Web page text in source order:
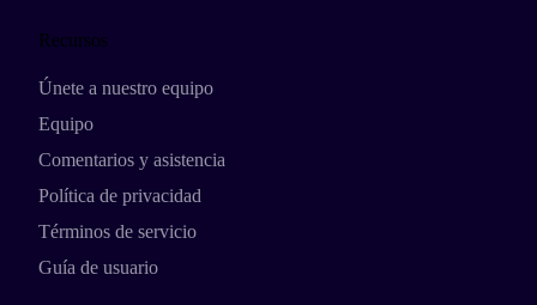
Recursos
Únete a nuestro equipo
Equipo
Comentarios y asistencia
Política de privacidad
Términos de servicio
Guía de usuario